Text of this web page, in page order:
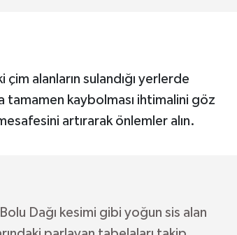
alanların sulandığı yerlerde
tamamen kaybolması ihtimalini göz
artırarak önlemler alın.
Dağı kesimi gibi yoğun sis alan